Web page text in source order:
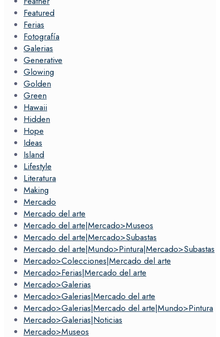
Featured
Ferias
Fotografía
Galerias
Generative
Glowing
Golden
Green
Hawaii
Hidden
Hope
Ideas
Island
Lifestyle
Literatura
Making
Mercado
Mercado del arte
Mercado del arte|Mercado>Museos
Mercado del arte|Mercado>Subastas
Mercado del arte|Mundo>Pintura|Mercado>Subastas
Mercado>Colecciones|Mercado del arte
Mercado>Ferias|Mercado del arte
Mercado>Galerias
Mercado>Galerias|Mercado del arte
Mercado>Galerias|Mercado del arte|Mundo>Pintura
Mercado>Galerias|Noticias
Mercado>Museos